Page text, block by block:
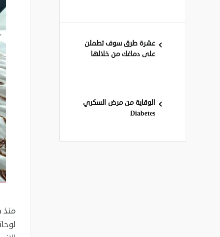
منذ
عشرة طرق سوف تطمئن
على دماغك من خلالها
الوقاية من مرض السكري
Diabetes